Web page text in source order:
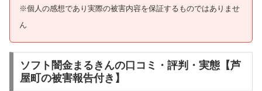
※個人の感想であり実際の被害内容を保証するものではありませ
ん
ソフト闇金まるきんの口コミ・評判・実態【芦
屋町の被害報告付き】